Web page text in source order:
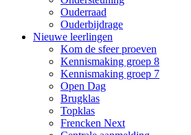
Ouderraad
Ouderbijdrage
Nieuwe leerlingen
Kom de sfeer proeven
Kennismaking groep 8
Kennismaking groep 7
Open Dag
Brugklas
Topklas
Frencken Next